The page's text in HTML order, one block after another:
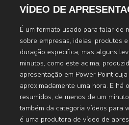
VÍDEO DE
É um formato usado para falar de
sobre empresas, ideias, produtos
duração específica, mas alguns
minutos, como este acima,
apresentação em Power Point
aproximadamente uma hora. E há
resumidos, de menos de um
também da categoria vídeos para
é uma produtora de vídeo de